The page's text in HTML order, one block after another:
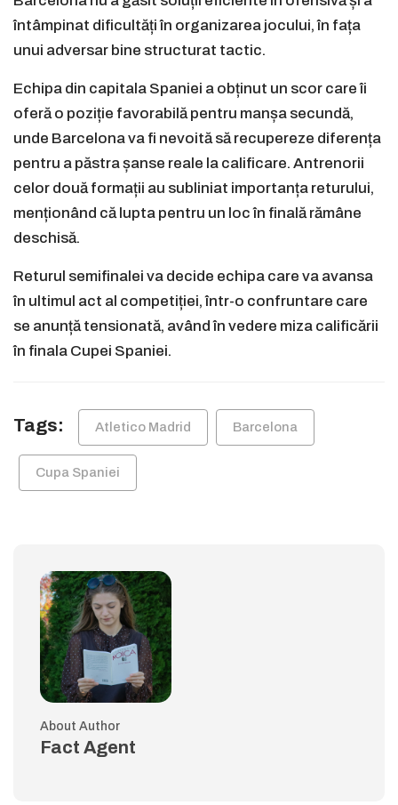
întâmpinat dificultăți în organizarea jocului, în fața
unui adversar bine structurat tactic.
Echipa din capitala Spaniei a obținut un scor care îi
oferă o poziție favorabilă pentru manșa secundă,
unde Barcelona va fi nevoită să recupereze diferența
pentru a păstra șanse reale la calificare. Antrenorii
celor două formații au subliniat importanța returului,
menționând că lupta pentru un loc în finală rămâne
deschisă.
Returul semifinalei va decide echipa care va avansa
în ultimul act al competiției, într-o confruntare care
se anunță tensionată, având în vedere miza calificării
în finala Cupei Spaniei.
Tags: Atletico Madrid Barcelona
Cupa Spaniei
About Author
Fact Agent